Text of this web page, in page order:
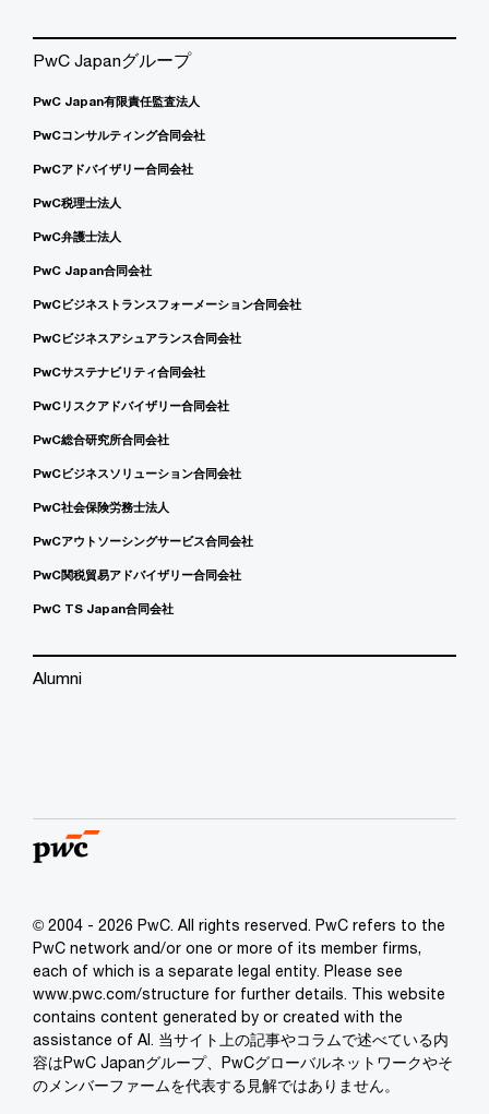
PwC Japanグループ
PwC Japan有限責任監査法人
PwCコンサルティング合同会社
PwCアドバイザリー合同会社
PwC税理士法人
PwC弁護士法人
PwC Japan合同会社
PwCビジネストランスフォーメーション合同会社
PwCビジネスアシュアランス合同会社
PwCサステナビリティ合同会社
PwCリスクアドバイザリー合同会社
PwC総合研究所合同会社
PwCビジネスソリューション合同会社
PwC社会保険労務士法人
PwCアウトソーシングサービス合同会社
PwC関税貿易アドバイザリー合同会社
PwC TS Japan合同会社
Alumni
© 2004 - 2026 PwC. All rights reserved. PwC refers to the
PwC network and/or one or more of its member firms,
each of which is a separate legal entity. Please see
www.pwc.com/structure for further details. This website
contains content generated by or created with the
assistance of AI. 当サイト上の記事やコラムで述べている内
容はPwC Japanグループ、PwCグローバルネットワークやそ
のメンバーファームを代表する見解ではありません。